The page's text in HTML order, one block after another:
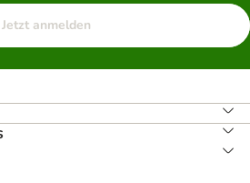
Jetzt anmelden